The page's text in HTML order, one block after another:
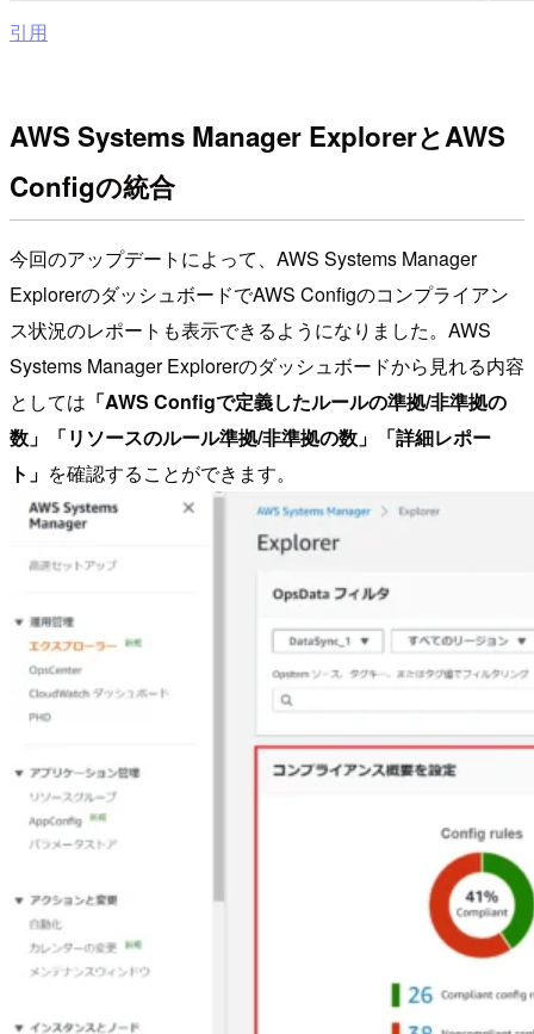
引用
AWS Systems Manager ExplorerとAWS
Configの統合
今回のアップデートによって、AWS Systems Manager
ExplorerのダッシュボードでAWS Configのコンプライアン
ス状況のレポートも表示できるようになりました。AWS
Systems Manager Explorerのダッシュボードから見れる内容
としては 「AWS Configで定義したルールの準拠/非準拠の
数」「リソースのルール準拠/非準拠の数」「詳細レポー
ト」 を確認することができます。